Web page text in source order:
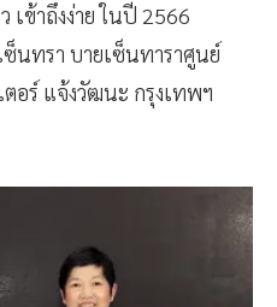
เข้าถึงง่าย ในปี 2566
ซ็นทรา บายเซ็นทาราศูนย์
อร์ แจ้งวัฒนะ กรุงเทพฯ